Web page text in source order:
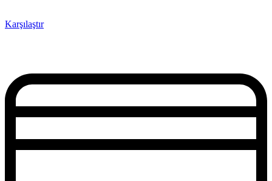
Karşılaştır